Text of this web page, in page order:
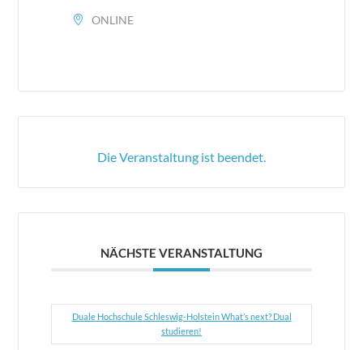
ONLINE
Die Veranstaltung ist beendet.
NÄCHSTE VERANSTALTUNG
Duale Hochschule Schleswig-Holstein What’s next? Dual
studieren!